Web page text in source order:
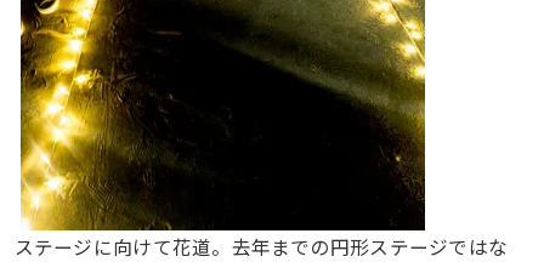
ステージに向けて花道。去年までの円形ステージではな